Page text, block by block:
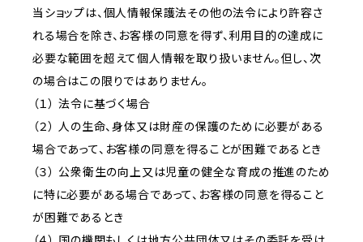
当ショップは、個人情報保護法その他の法令により許容さ
れる場合を除き、お客様の同意を得ず、利用目的の達成に
必要な範囲を超えて個人情報を取り扱いません。但し、次
の場合はこの限りではありません。
（１） 法令に基づく場合
（２） 人の生命、身体又は財産の保護のために必要がある
場合であって、お客様の同意を得ることが困難であるとき
（３） 公衆衛生の向上又は児童の健全な育成の推進のため
に特に必要がある場合であって、お客様の同意を得ること
が困難であるとき